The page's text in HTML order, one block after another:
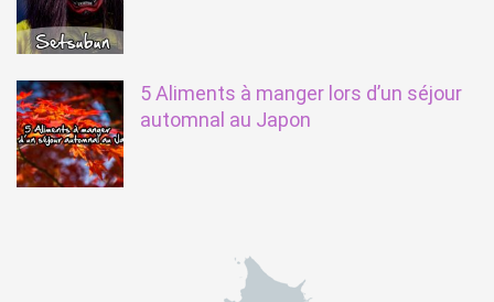
5 Aliments à manger lors d’un séjour
automnal au Japon